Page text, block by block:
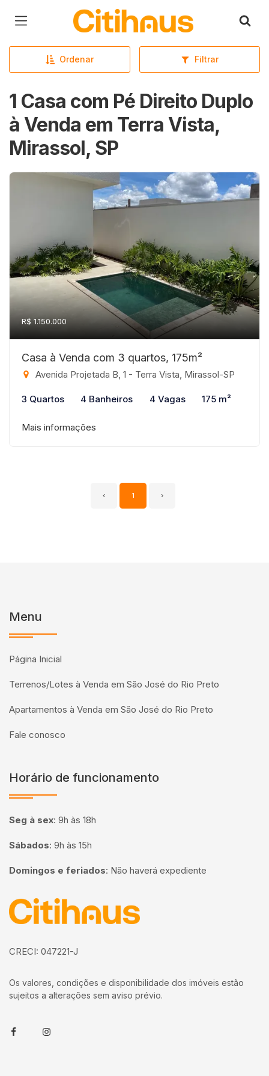
Página inicial
Ordenar Filtrar
1 Casa com Pé Direito Duplo
à Venda em Terra Vista,
Mirassol, SP
R$ 1.150.000
Casa à Venda com 3 quartos, 175m²
Avenida Projetada B, 1 - Terra Vista, Mirassol-SP
3 Quartos 4 Banheiros 4 Vagas 175 m²
Mais informações
‹ 1 ›
Menu
Página Inicial
Terrenos/Lotes à Venda em São José do Rio Preto
Apartamentos à Venda em São José do Rio Preto
Fale conosco
Horário de funcionamento
Seg à sex: 9h às 18h
Sábados: 9h às 15h
Domingos e feriados: Não haverá expediente
Página inicial
CRECI: 047221-J
Os valores, condições e disponibilidade dos imóveis estão
sujeitos a alterações sem aviso prévio.
FacebookInstagram